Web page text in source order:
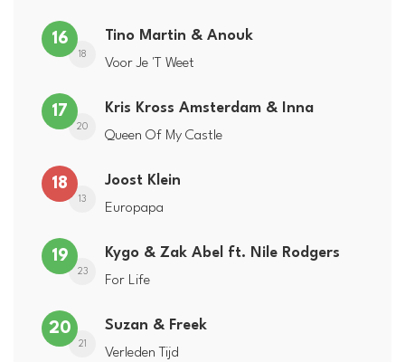
16
18
Tino Martin & Anouk
Voor Je 'T Weet
17
20
Kris Kross Amsterdam & Inna
Queen Of My Castle
18
13
Joost Klein
Europapa
19
23
Kygo & Zak Abel ft. Nile Rodgers
For Life
20
21
Suzan & Freek
Verleden Tijd